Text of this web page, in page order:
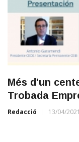
Més d'un
Trobada
Redacció 13/04/